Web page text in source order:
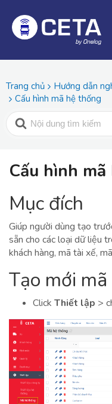
Trang chủ Hướng dẫn
Cấu hình mã hệ thống
Cấu hình
Mục đích
Giúp người dùng tạo
sẵn cho các loại dữ liệu
khách hàng, mã tài xế,
Tạo mới
Click Thiết lập >